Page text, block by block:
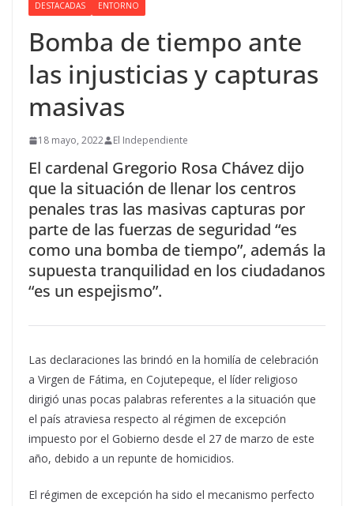
DESTACADAS ENTORNO
Bomba de tiempo ante
las injusticias y capturas
masivas
18 mayo, 2022 El Independiente
El cardenal Gregorio Rosa Chávez dijo
que la situación de llenar los centros
penales tras las masivas capturas por
parte de las fuerzas de seguridad “es
como una bomba de tiempo”, además la
supuesta tranquilidad en los ciudadanos
“es un espejismo”.
Las declaraciones las brindó en la homilía de celebración
a Virgen de Fátima, en Cojutepeque, el líder religioso
dirigió unas pocas palabras referentes a la situación que
el país atraviesa respecto al régimen de excepción
impuesto por el Gobierno desde el 27 de marzo de este
año, debido a un repunte de homicidios.
El régimen de excepción ha sido el mecanismo perfecto